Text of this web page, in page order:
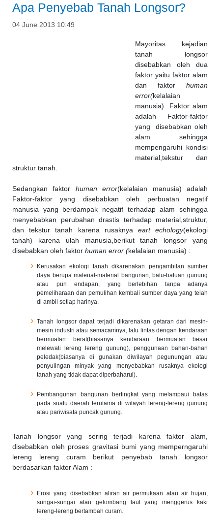
Apa Penyebab Tanah Longsor?
04 June 2013 10:49
Mayoritas kejadian
tanah longsor
disebabkan oleh dua
faktor yaitu faktor alam
dan faktor human
error(kelalaian
manusia). Faktor alam
adalah Faktor-faktor
yang disebabkan oleh
alam sehingga
mempengaruhi kondisi
material,tekstur dan
struktur tanah.
Sedangkan faktor human error(kelalaian manusia) adalah
Faktor-faktor yang disebabkan oleh perbuatan negatif
manusia yang berdampak negatif terhadap alam sehingga
menyebabkan perubahan drastis terhadap material,struktur,
dan tekstur tanah karena rusaknya eart echology(ekologi
tanah) karena ulah manusia,berikut tanah longsor yang
disebabkan oleh faktor human error (kelalaian manusia) :
Kerusakan ekologi tanah dikarenakan pengambilan sumber
daya berupa material-material bangunan, batu-batuan gunung
atau pun endapan, yang berlebihan tanpa adanya
pemeliharaan dan pemulihan kembali sumber daya yang telah
di ambil setiap harinya.
Tanah longsor dapat terjadi dikarenakan getaran dari mesin-
mesin industri atau semacamnya, lalu lintas dengan kendaraan
bermuatan berat(biasanya kendaraan bermuatan besar
melewati lereng lereng gunung), penggunaan bahan-bahan
peledak(biasanya di gunakan diwilayah pegunungan atau
penyulingan minyak yang menyebabkan rusaknya ekologi
tanah yang tidak dapat diperbaharui).
Pembangunan bangunan bertingkat yang melampaui batas
pada suatu daerah terutama di wilayah lereng-lereng gunung
atau pariwisata puncak gunung.
Tanah longsor yang sering terjadi karena faktor alam,
disebabkan oleh proses gravitasi bumi yang memperngaruhi
lereng lereng curam berikut penyebab tanah longsor
berdasarkan faktor Alam :
Erosi yang disebabkan aliran air permukaan atau air hujan,
sungai-sungai atau gelombang laut yang menggerus kaki
lereng-lereng bertambah curam.